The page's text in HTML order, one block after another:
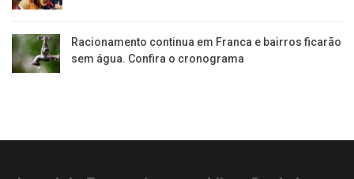
Racionamento continua em Franca e bairros ficarão
sem água. Confira o cronograma